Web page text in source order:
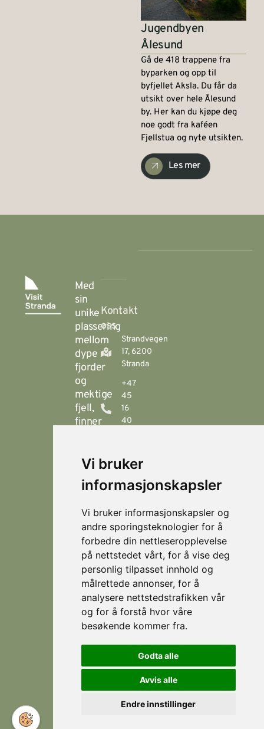
Vi bruker
informasjonskapsler
Vi bruker informasjonskapsler og
andre sporingsteknologier for å
forbedre din nettleseropplevelse
på nettstedet vårt, for å vise deg
personlig tilpasset innhold og
målrettede annonser, for å
analysere nettstedstrafikken vår
og for å forstå hvor våre
besøkende kommer fra.
Godta alle
Avvis alle
Endre innstillinger
Jugendbyen
Ålesund
Gå de 418 trappene fra
byparken og opp til
byfjellet Aksla. Du får da
utsikt over hele Ålesund
by. Her kan du kjøpe deg
noe godt fra kaféen
Fjellstua og nyte utsikten.
Les mer
Med
sin
unike
plassering
mellom
dype
fjorder
og
mektige
fjell,
finner
- en
helårsdestinasjon
som
på
flotte
fjellturer
om
sommeren,
og
som
er et
eldorado
om
Kontakt
oss
Strandvegen
17, 6200
Stranda
+47
45
16
40
Fjellsætra
Hornindal
Koie
Stranda
Strandafjellet
oss
Instagram
© 2026
Visit
Personvern
Levert av
Horn Media